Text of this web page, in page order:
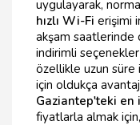
uygulayarak,
hızlı Wi-Fi erişimi
akşam saatlerinde
indirimli
özellikle uzun süre
için oldukça
Gaziantep'teki
fiyatlarla almak